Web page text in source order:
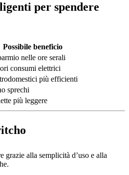
per spendere
Possibile beneficio
nelle ore serali
consumi elettrici
più efficienti
sprechi
più leggere
grazie alla semplicità d’uso e alla